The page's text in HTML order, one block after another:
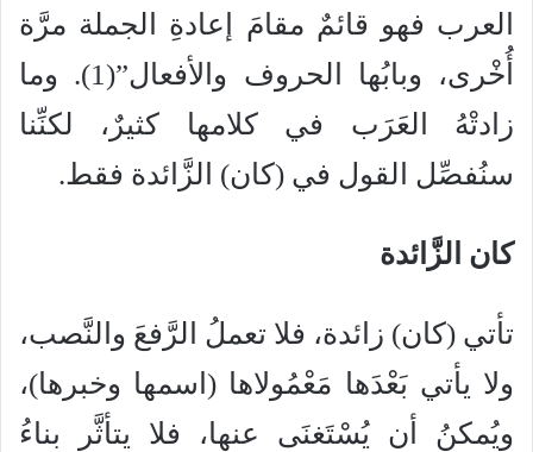
العرب فهو قائمٌ مقامَ إعادةِ الجملة مرَّة
أُخْرى، وبابُها الحروف والأفعال”(1). وما
زادتْهُ العَرَب في كلامها كثيرٌ، لكنِّنا
سنُفصِّل القول في (كان) الزَّائدة فقط.
كان الزَّائدة
تأتي (كان) زائدة، فلا تعملُ الرَّفعَ والنَّصب،
ولا يأتي بَعْدَها مَعْمُولاها (اسمها وخبرها)،
ويُمكنُ أن يُسْتَغنَى عنها، فلا يتأثَّر بناءُ